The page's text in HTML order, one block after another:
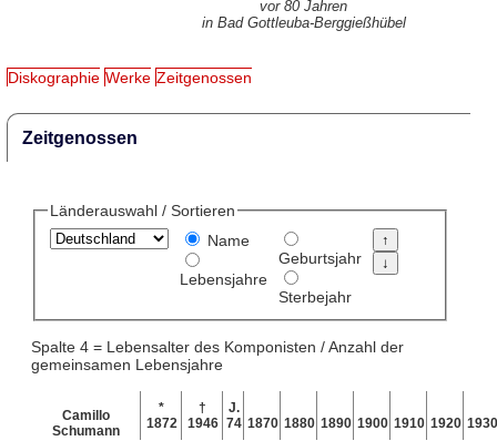
vor 80 Jahren
in Bad Gottleuba-Berggießhübel
Diskographie Werke Zeitgenossen
Zeitgenossen
Länderauswahl / Sortieren
Name
Lebensjahre
Geburtsjahr
Sterbejahr
Spalte 4 = Lebensalter des Komponisten / Anzahl der
gemeinsamen Lebensjahre
Camillo
Schumann
*
1872
†
1946
J.
74 1870 1880 1890 1900 1910 1920 1930